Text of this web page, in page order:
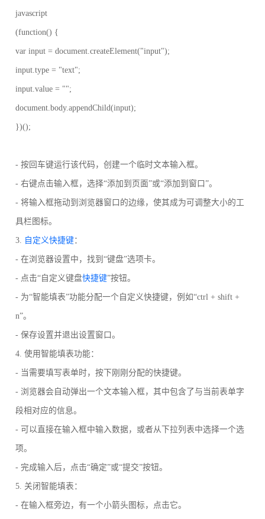
javascript
(function() {
var input = document.createElement("input");
input.type = "text";
input.value = "";
document.body.appendChild(input);
})();
- 按回车键运行该代码，创建一个临时文本输入框。
- 右键点击输入框，选择“添加到页面”或“添加到窗口”。
- 将输入框拖动到浏览器窗口的边缘，使其成为可调整大小的工
具栏图标。
3. 自定义快捷键：
- 在浏览器设置中，找到“键盘”选项卡。
- 点击“自定义键盘快捷键”按钮。
- 为“智能填表”功能分配一个自定义快捷键，例如“ctrl + shift +
n”。
- 保存设置并退出设置窗口。
4. 使用智能填表功能：
- 当需要填写表单时，按下刚刚分配的快捷键。
- 浏览器会自动弹出一个文本输入框，其中包含了与当前表单字
段相对应的信息。
- 可以直接在输入框中输入数据，或者从下拉列表中选择一个选
项。
- 完成输入后，点击“确定”或“提交”按钮。
5. 关闭智能填表：
- 在输入框旁边，有一个小箭头图标，点击它。